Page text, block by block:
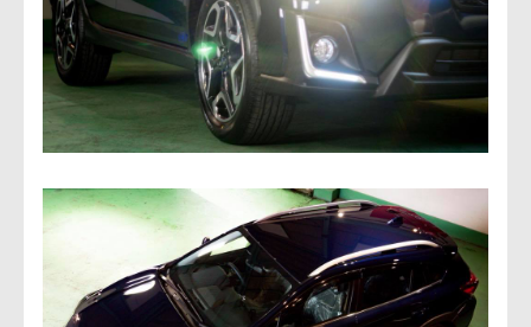
施工事例
各メニュー料金表
会社概要
アクセス情報
お気軽にお問い合わせください。